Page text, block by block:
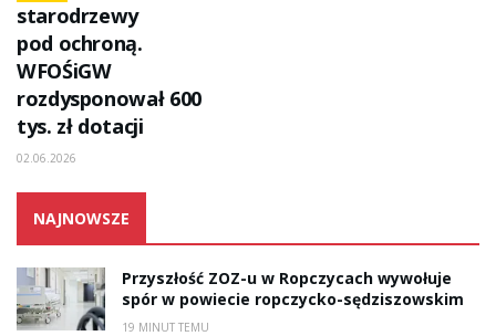
starodrzewy
pod ochroną.
WFOŚiGW
rozdysponował 600
tys. zł dotacji
02.06.2026
NAJNOWSZE
Przyszłość ZOZ-u w Ropczycach wywołuje
spór w powiecie ropczycko-sędziszowskim
19 MINUT TEMU